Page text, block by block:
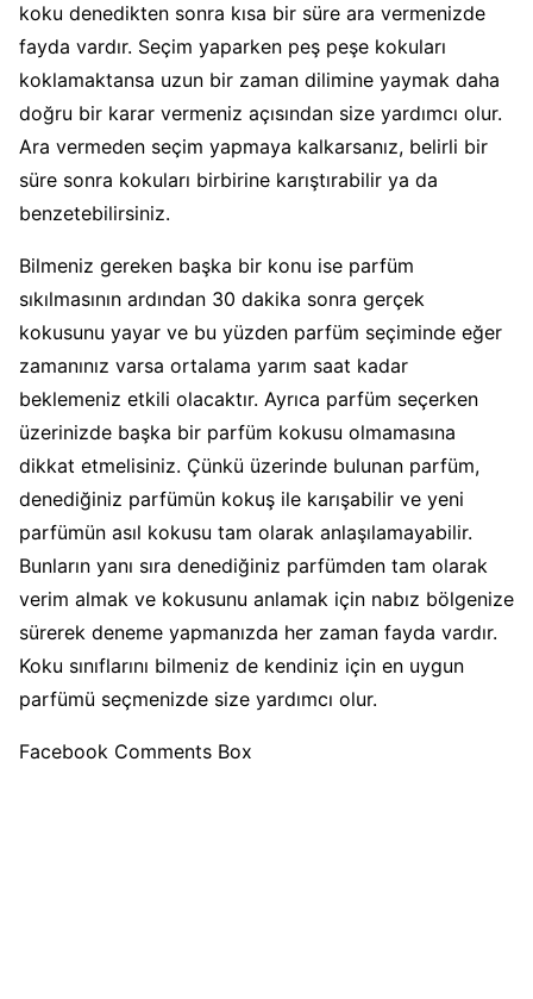
koku denedikten sonra kısa bir süre ara vermenizde
fayda vardır. Seçim yaparken peş peşe kokuları
koklamaktansa uzun bir zaman dilimine yaymak daha
doğru bir karar vermeniz açısından size yardımcı olur.
Ara vermeden seçim yapmaya kalkarsanız, belirli bir
süre sonra kokuları birbirine karıştırabilir ya da
benzetebilirsiniz.
Bilmeniz gereken başka bir konu ise parfüm
sıkılmasının ardından 30 dakika sonra gerçek
kokusunu yayar ve bu yüzden parfüm seçiminde eğer
zamanınız varsa ortalama yarım saat kadar
beklemeniz etkili olacaktır. Ayrıca parfüm seçerken
üzerinizde başka bir parfüm kokusu olmamasına
dikkat etmelisiniz. Çünkü üzerinde bulunan parfüm,
denediğiniz parfümün kokuş ile karışabilir ve yeni
parfümün asıl kokusu tam olarak anlaşılamayabilir.
Bunların yanı sıra denediğiniz parfümden tam olarak
verim almak ve kokusunu anlamak için nabız bölgenize
sürerek deneme yapmanızda her zaman fayda vardır.
Koku sınıflarını bilmeniz de kendiniz için en uygun
parfümü seçmenizde size yardımcı olur.
Facebook Comments Box